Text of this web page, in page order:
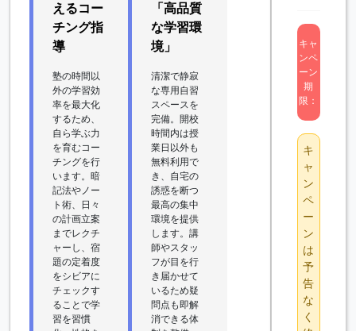
えるコー
チング指
導
塾の時間以
外の学習効
率を最大化
するため、
自ら学ぶ力
を育むコー
チングを行
います。暗
記法やノー
ト術、日々
の計画立案
までレクチ
ャーし、宿
題の定着度
をシビアに
チェックす
ることで学
習を習慣
「高品質
な学習環
境」
清潔で静寂
な専用自習
スペースを
完備。開校
時間内は授
業日以外も
無料利用で
き、自宅の
誘惑を断つ
最高の集中
環境を提供
します。講
師やスタッ
フが目を行
き届かせて
いるため疑
問点も即解
消できる体
キャ
ンペ
ーン
期
限：
キ
ャ
ン
ペ
ー
ン
は
予
告
な
く